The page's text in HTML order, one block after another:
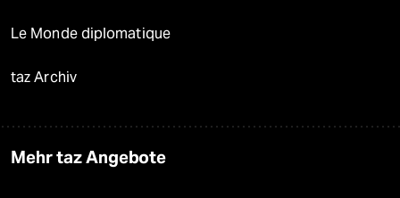
Le Monde diplomatique
taz Archiv
Mehr taz Angebote